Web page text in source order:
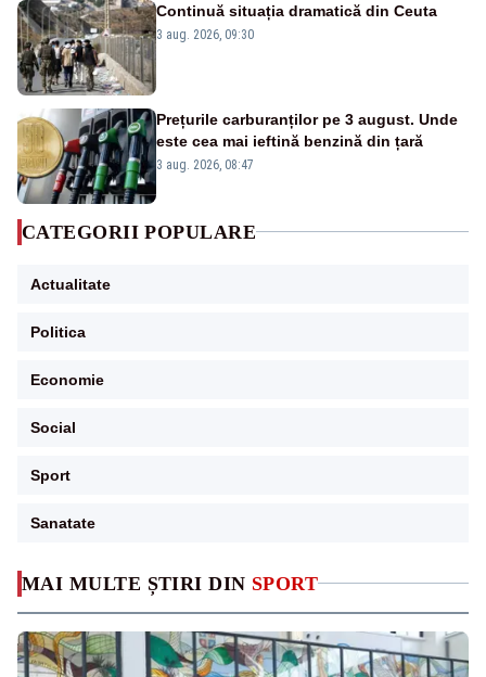
MAI MULTE ȘTIRI DIN SPORT
Continuă situația dramatică din Ceuta
3 aug. 2026, 09:30
Prețurile carburanților pe 3 august. Unde
este cea mai ieftină benzină din țară
3 aug. 2026, 08:47
CATEGORII POPULARE
Actualitate
Politica
Economie
Social
Sport
Sanatate